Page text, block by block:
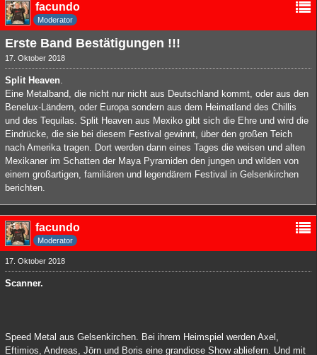
facundo
Moderator
Erste Band Bestätigungen !!!
17. Oktober 2018
Split Heaven.
Eine Metalband, die nicht nur nicht aus Deutschland kommt, oder aus den
Benelux-Ländern, oder Europa sondern aus dem Heimatland des Chillis
und des Tequilas. Split Heaven aus Mexiko gibt sich die Ehre und wird die
Eindrücke, die sie bei diesem Festival gewinnt, über den großen Teich
nach Amerika tragen. Dort werden dann eines Tages die weisen und alten
Mexikaner im Schatten der Maya Pyramiden den jungen und wilden von
einem großartigen, familiären und legendärem Festival in Gelsenkirchen
berichten.
facundo
Moderator
17. Oktober 2018
Scanner.
Speed Metal aus Gelsenkirchen. Bei ihrem Heimspiel werden Axel,
Eftimios, Andreas, Jörn und Boris eine grandiose Show abliefern. Und mit